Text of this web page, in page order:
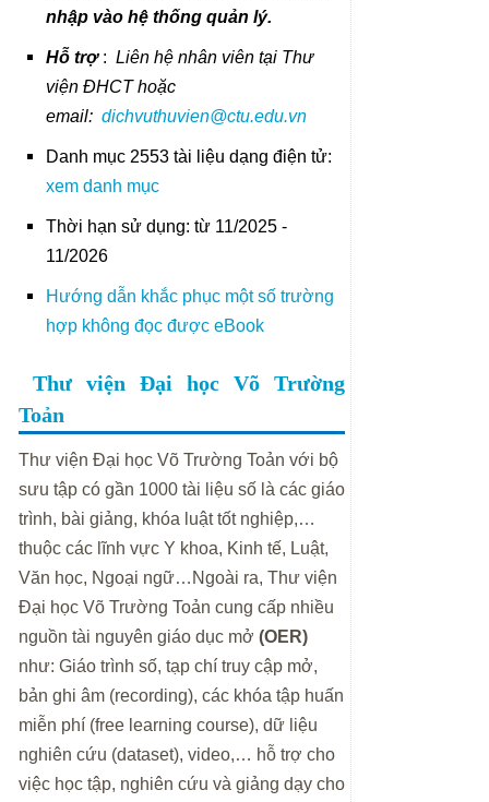
nhập vào hệ thống quản lý.
Hỗ trợ : Liên hệ nhân viên tại Thư
viện ĐHCT hoặc
email: dichvuthuvien@ctu.edu.vn
Danh mục 2553 tài liệu dạng điện tử:
xem danh mục
Thời hạn sử dụng: từ 11/2025 -
11/2026
Hướng dẫn khắc phục một số trường
hợp không đọc được eBook
Thư viện Đại học Võ Trường
Toản
Thư viện Đại học Võ Trường Toản với bộ
sưu tập có gần 1000 tài liệu số là các giáo
trình, bài giảng, khóa luật tốt nghiệp,…
thuộc các lĩnh vực Y khoa, Kinh tế, Luật,
Văn học, Ngoại ngữ…Ngoài ra, Thư viện
Đại học Võ Trường Toản cung cấp nhiều
nguồn tài nguyên giáo dục mở (OER)
như: Giáo trình số, tạp chí truy cập mở,
bản ghi âm (recording), các khóa tập huấn
miễn phí (free learning course), dữ liệu
nghiên cứu (dataset), video,… hỗ trợ cho
việc học tập, nghiên cứu và giảng dạy cho